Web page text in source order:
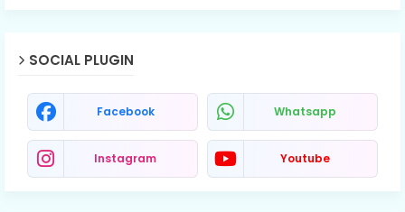
SOCIAL PLUGIN
Facebook Whatsapp
Instagram Youtube